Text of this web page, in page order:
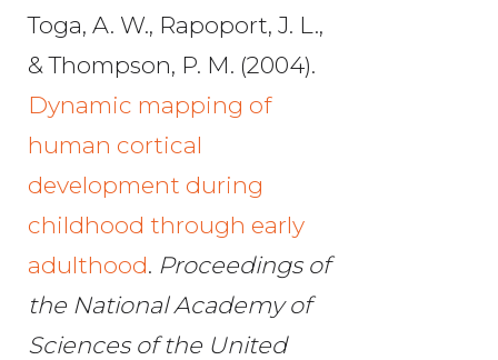
Toga, A. W., Rapoport, J. L.,
& Thompson, P. M. (2004).
Dynamic mapping of
human cortical
development during
childhood through early
adulthood. Proceedings of
the National Academy of
Sciences of the United